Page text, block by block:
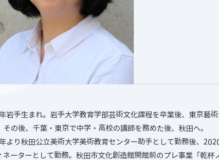
岩手生まれ。岩手大学教育学部芸術文化課程を卒業後、東京藝
その後、千葉・東京で中学・高校の講師を務めた後、秋田へ。
より秋田公立美術大学美術教育センター助手として勤務後、
ネーターとして勤務。秋田市文化創造館開館前のプレ事業「乾